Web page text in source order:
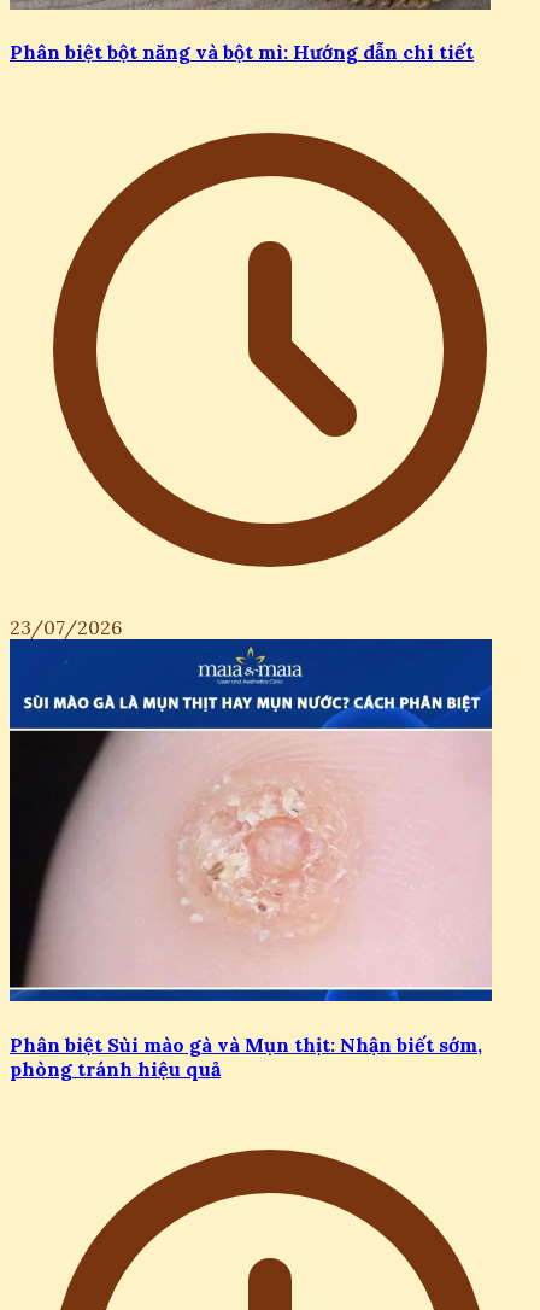
Phân biệt bột năng và bột mì: Hướng dẫn chi tiết
23/07/2026
Phân biệt Sùi mào gà và Mụn thịt: Nhận biết sớm,
phòng tránh hiệu quả